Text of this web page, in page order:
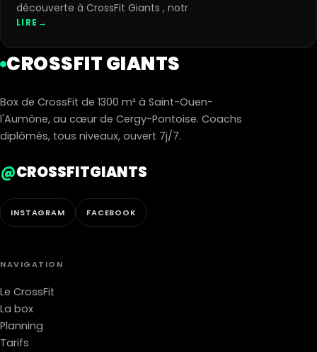
découverte à CrossFit Giants , notr
LIRE →
CROSSFIT GIANTS
Box de CrossFit de 1300 m² à Saint-Ouen-
l'Aumône, au cœur de Cergy-Pontoise. Coachs
diplômés, tous niveaux, ouvert 7j/7.
@CROSSFITGIANTS
INSTAGRAM FACEBOOK
NAVIGATION
Le CrossFit
La box
Planning
Tarifs